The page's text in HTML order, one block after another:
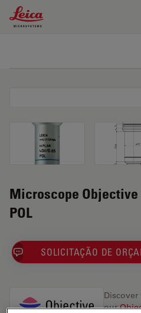
Leica Microsystems Logo
Microscope Objective
POL
SOLICITAÇÃO DE
our